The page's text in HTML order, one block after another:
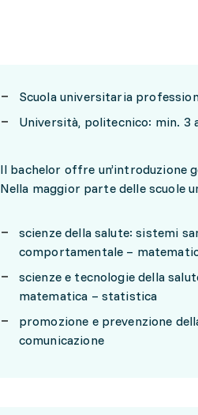
Scuola universitaria
Università, politecnico: min. 3
Il bachelor offre un’introduzione
Nella maggior parte delle scuole
scienze della salute: sistemi
comportamentale –
scienze e tecnologie della
matematica – statistica
promozione e prevenzione
comunicazione